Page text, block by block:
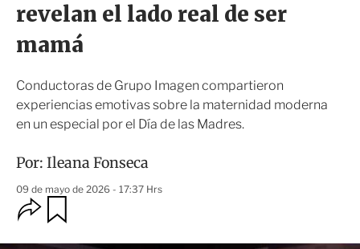
revelan el lado real de ser
mamá
Conductoras de Grupo Imagen compartieron
experiencias emotivas sobre la maternidad moderna
en un especial por el Día de las Madres.
Por: Ileana Fonseca
09 de mayo de 2026 - 17:37 Hrs
O
p
r